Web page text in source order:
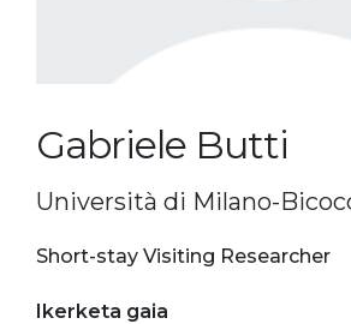
Gabriele Butti
Università di Milano-
Short-stay Visiting Researcher
Ikerketa gaia